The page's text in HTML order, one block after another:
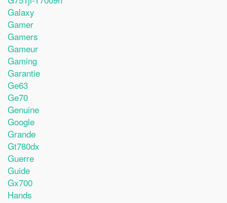
Galaxy
Gamer
Gamers
Gameur
Gaming
Garantie
Ge63
Ge70
Genuine
Google
Grande
Gt780dx
Guerre
Guide
Gx700
Hands